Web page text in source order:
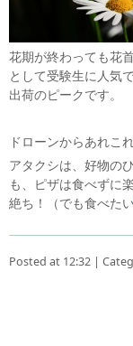
花期が終わっても花
として受験生に人気
出荷のピークです。
ドローンからあれこ
アタクシは、好物の
も、ピザは食べずに
絶ち！（でも食べたい
Posted at 12:32 |